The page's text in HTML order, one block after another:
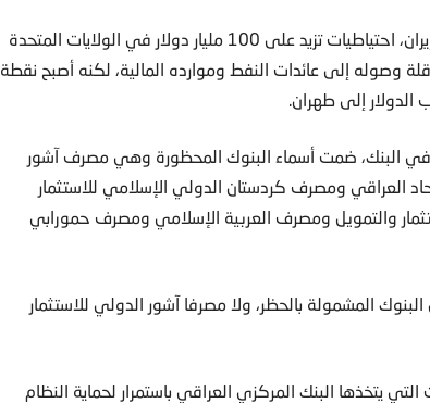
ولدى العراق وهو حليف نادر لكل من الولايات المتحدة وإيران، احتياطيات تزيد على 100 مليار دولار في الولايات المتحدة
إلى عائدات النفط وموارده المالية، لكنه أصبح نقطة
الدولار إلى طهران.
في البنك، ضمت أسماء البنوك المحظورة وهي مصرف آشور
العراقي ومصرف كردستان الدولي الإسلامي للاستثمار
والتمويل ومصرف العربية الإسلامي ومصرف حمورابي
المشمولة بالحظر، ولا مصرفا آشور الدولي للاستثمار
يتخذها البنك المركزي العراقي باستمرار لحماية النظام